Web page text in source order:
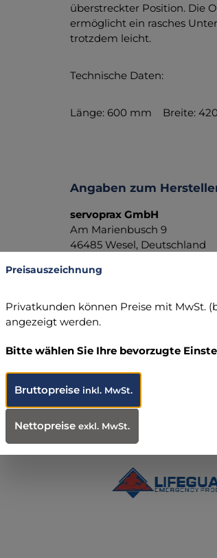
überstreckter Position. Die
ermöglicht ein rasches
trotzdem leicht.
Technische Daten:
Länge: 600 mm Breite:
Angaben zum
servoprax GmbH
Am Marienbusch 9
46485 Wesel, Deutschland
info@servoprax.de
Produktgalerie
Weitere Produkte
Preisauszeichnung
Privatkunden können Preise mit MwSt.
angezeigt werden.
Bitte wählen Sie Ihre bevorzugte
Bruttopreise inkl. MwSt.
Nettopreise exkl. MwSt.